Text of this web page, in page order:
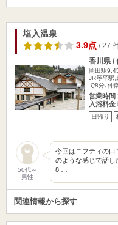
塩入温泉
3.9点/ 27
香川県 /
岡田駅
JR琴平駅
で8分､仲
営業時間
入浴料金
日帰り
50代～
男性
今回はニフティの口
のような感じで話し
8.…
関連情報から探す